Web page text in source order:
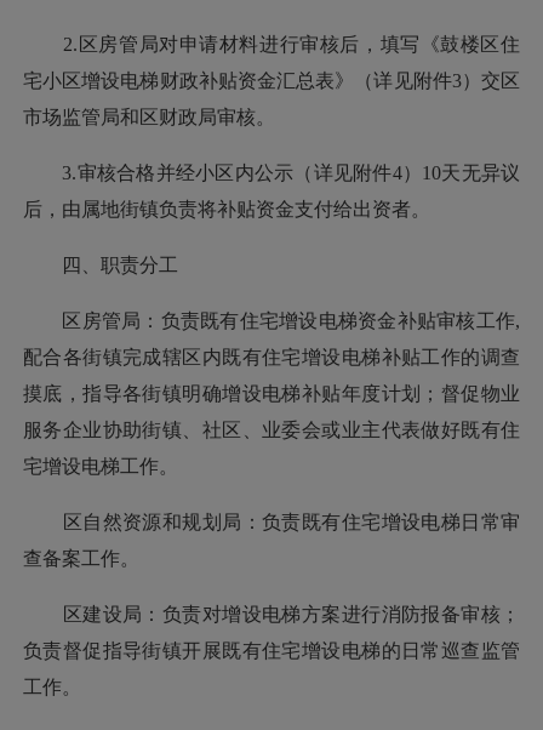
2.区房管局对申请材料进行审核后，填写《鼓楼区住
宅小区增设电梯财政补贴资金汇总表》（详见附件3）交区
市场监管局和区财政局审核。
3.审核合格并经小区内公示（详见附件4）10天无异议
后，由属地街镇负责将补贴资金支付给出资者。
四、职责分工
区房管局：负责既有住宅增设电梯资金补贴审核工作,
配合各街镇完成辖区内既有住宅增设电梯补贴工作的调查
摸底，指导各街镇明确增设电梯补贴年度计划；督促物业
服务企业协助街镇、社区、业委会或业主代表做好既有住
宅增设电梯工作。
区自然资源和规划局：负责既有住宅增设电梯日常审
查备案工作。
区建设局：负责对增设电梯方案进行消防报备审核；
负责督促指导街镇开展既有住宅增设电梯的日常巡查监管
工作。